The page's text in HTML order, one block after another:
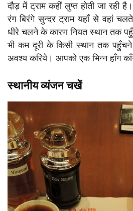
दौड़ में ट्राम कहीं लुप्त होती जा रही
रंग बिरंगे सुन्दर ट्राम यहाँ से वहां
धीरे चलने के कारण नियत स्थान तक
भी कम दूरी के किसी स्थान तक
अवश्य करिये। आपको एक भिन्न हाँग
स्थानीय व्यंजन चखें